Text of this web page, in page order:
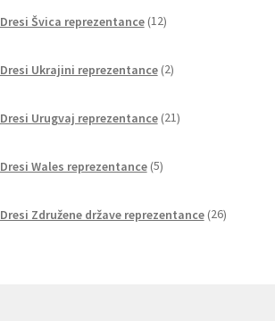
Dresi Švica reprezentance 12izdelkov
Dresi Ukrajini reprezentance 2izdelka
Dresi Urugvaj reprezentance 21izdelkov
Dresi Wales reprezentance 5izdelkov
Dresi Združene države reprezentance 26izdelkov